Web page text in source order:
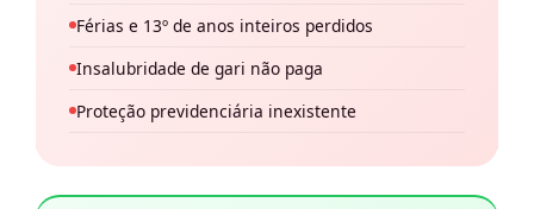
Férias e 13º de anos inteiros perdidos
Insalubridade de gari não paga
Proteção previdenciária inexistente